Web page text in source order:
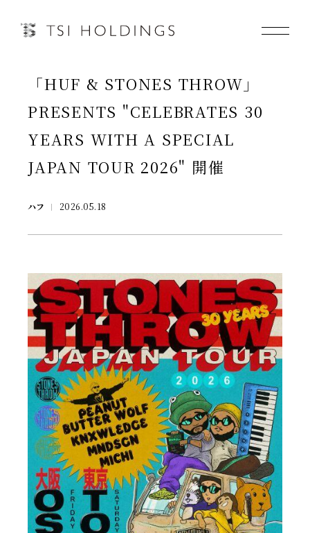
Information
Brand
Brand News
Our Purpose
Sustainability
会社情報
IR情報
TSIトピックス
Foreign Investor
採用情報
お問い合わせ
「HUF & STONES THROW」
PRESENTS "CELEBRATES 30
YEARS WITH A SPECIAL
JAPAN TOUR 2026" 開催
ハフ 2026.05.18